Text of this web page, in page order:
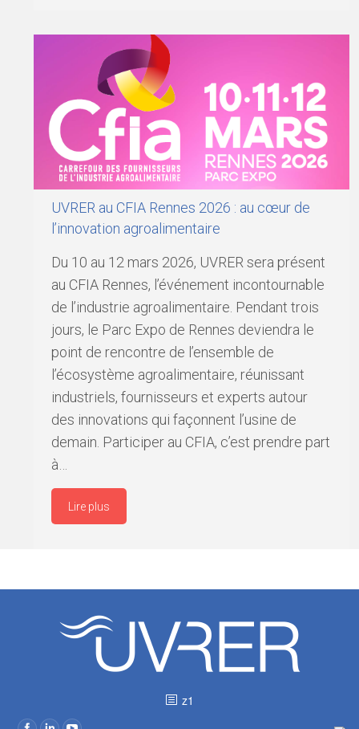
UVRER au CFIA Rennes 2026 : au cœur de
l’innovation agroalimentaire
Du 10 au 12 mars 2026, UVRER sera présent
au CFIA Rennes, l’événement incontournable
de l’industrie agroalimentaire. Pendant trois
jours, le Parc Expo de Rennes deviendra le
point de rencontre de l’ensemble de
l’écosystème agroalimentaire, réunissant
industriels, fournisseurs et experts autour
des innovations qui façonnent l’usine de
demain. Participer au CFIA, c’est prendre part
à…
Lire plus
z1